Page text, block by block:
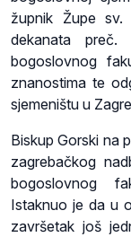
župnik Župe sv.
dekanata preč.
bogoslovnog
znanostima te
sjemeništu u
Biskup Gorski na
zagrebačkog
bogoslovnog
Istaknuo je da u
završetak još